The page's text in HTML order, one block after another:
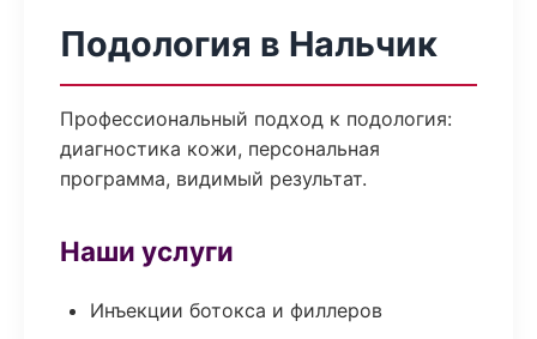
Подология в Нальчик
Профессиональный подход к подология:
диагностика кожи, персональная
программа, видимый результат.
Наши услуги
Инъекции ботокса и филлеров